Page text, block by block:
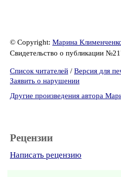
© Copyright: Марина
Свидетельство о публикации
Список читателей / Версия для
Заявить о нарушении
Другие произведения автора
Рецензии
Написать рецензию